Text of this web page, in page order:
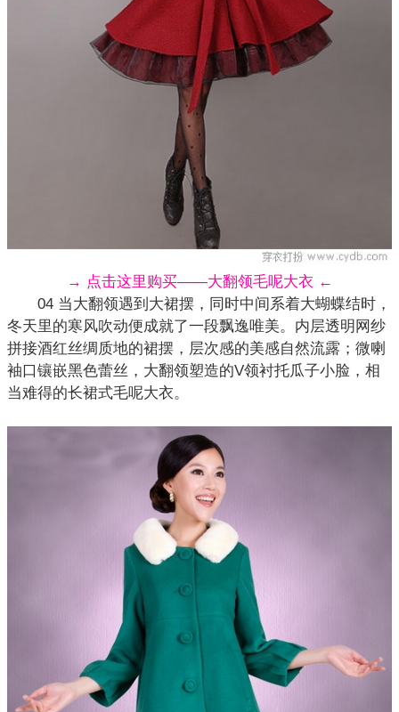
→ 点击这里购买——大翻领毛呢大衣 ←
04 当大翻领遇到大裙摆，同时中间系着大蝴蝶结时，
冬天里的寒风吹动便成就了一段飘逸唯美。内层透明网纱
拼接酒红丝绸质地的裙摆，层次感的美感自然流露；微喇
袖口镶嵌黑色蕾丝，大翻领塑造的V领衬托瓜子小脸，相
当难得的长裙式毛呢大衣。